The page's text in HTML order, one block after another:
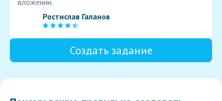
вложении.
Ростислав Галанов
Создать задание